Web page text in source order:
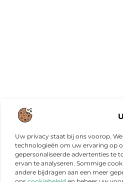
Uw privacy staat bij ons voorop.
technologieën om uw ervaring op
gepersonaliseerde advertenties te
ervan te analyseren. Sommige
andere bijdragen aan een meer